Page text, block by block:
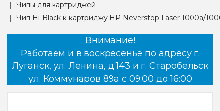
Чипы для картриджей
Чип Hi-Black к картриджу HP Neverstop Laser 1000a/
Внимание!
Работаем и в воскресенье по адресу г.
Луганск, ул. Ленина, д.143 и г. Старобельск
ул. Коммунаров 89а с 09:00 до 16:00